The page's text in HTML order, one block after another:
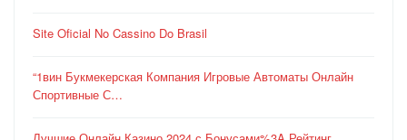
Site Oficial No Cassino Do Brasil
“1вин Букмекерская Компания Игровые Автоматы Онлайн
Спортивные С…